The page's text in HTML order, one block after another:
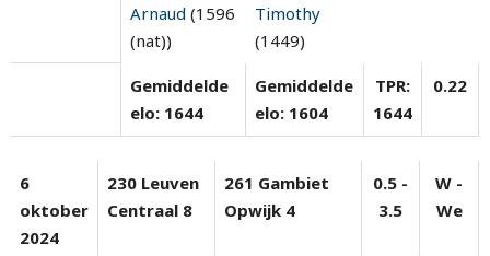
Arnaud (1596
(nat))
Timothy
(1449)
Gemiddelde
elo: 1644
Gemiddelde
elo: 1604
TPR:
1644
0.22
6
oktober
2024
230 Leuven
Centraal 8
261 Gambiet
Opwijk 4
0.5 -
3.5
W -
We